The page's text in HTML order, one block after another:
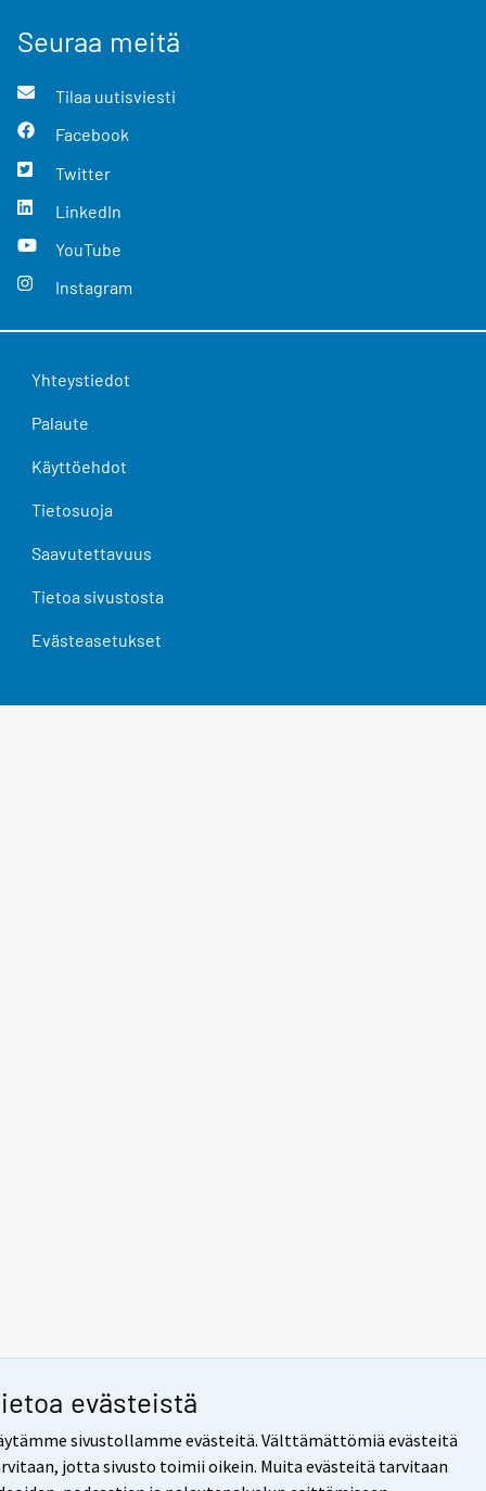
evästeistä
sivustollamme evästeitä. Välttämättömiä evästeitä
jotta sivusto toimii oikein. Muita evästeitä tarvitaan
Seuraa meitä
Tilaa uutisviesti
Facebook
Twitter
LinkedIn
YouTube
Instagram
Yhteystiedot
Palaute
Käyttöehdot
Tietosuoja
Saavutettavuus
Tietoa sivustosta
Evästeasetukset